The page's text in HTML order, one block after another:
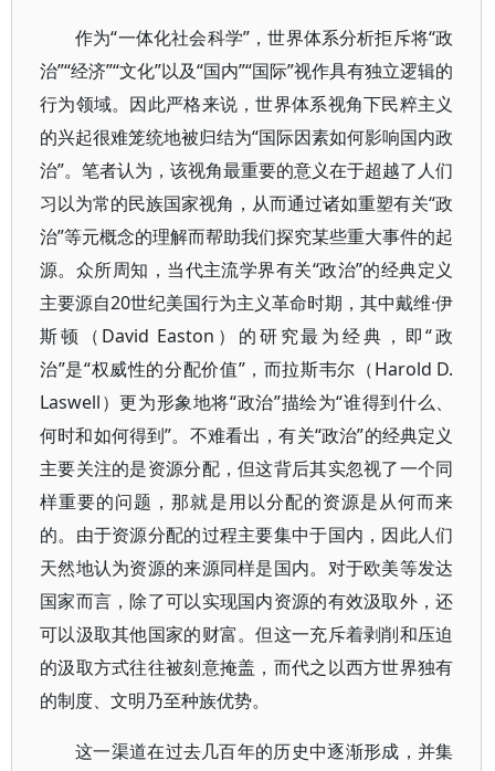
作为“一体化社会科学”，世界体系分析拒斥将“政
治”“经济”“文化”以及“国内”“国际”视作具有独立逻辑的
行为领域。因此严格来说，世界体系视角下民粹主义
的兴起很难笼统地被归结为“国际因素如何影响国内政
治”。笔者认为，该视角最重要的意义在于超越了人们
习以为常的民族国家视角，从而通过诸如重塑有关“政
治”等元概念的理解而帮助我们探究某些重大事件的起
源。众所周知，当代主流学界有关“政治”的经典定义
主要源自20世纪美国行为主义革命时期，其中戴维·伊
斯顿（David Easton）的研究最为经典，即“政
治”是“权威性的分配价值”，而拉斯韦尔（Harold D.
Laswell）更为形象地将“政治”描绘为“谁得到什么、
何时和如何得到”。不难看出，有关“政治”的经典定义
主要关注的是资源分配，但这背后其实忽视了一个同
样重要的问题，那就是用以分配的资源是从何而来
的。由于资源分配的过程主要集中于国内，因此人们
天然地认为资源的来源同样是国内。对于欧美等发达
国家而言，除了可以实现国内资源的有效汲取外，还
可以汲取其他国家的财富。但这一充斥着剥削和压迫
的汲取方式往往被刻意掩盖，而代之以西方世界独有
的制度、文明乃至种族优势。
这一渠道在过去几百年的历史中逐渐形成，并集